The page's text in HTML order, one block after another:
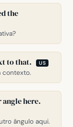
the
to that. US
contexto.
here.
ângulo aqui.